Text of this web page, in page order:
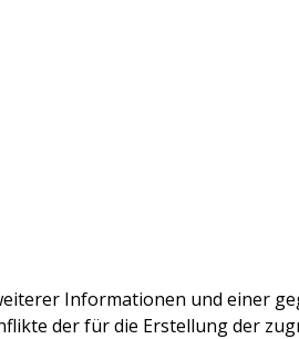
Informationen und einer
der für die Erstellung der